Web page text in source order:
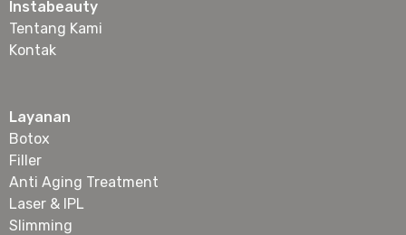
Instabeauty
Tentang Kami
Kontak
Layanan
Botox
Filler
Anti Aging Treatment
Laser & IPL
Slimming